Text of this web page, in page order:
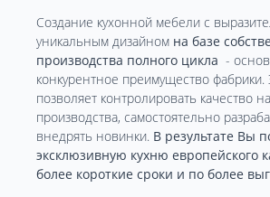
Создание кухонной мебели с
уникальным дизайном на базе
производства полного цикла -
конкурентное преимущество фабрики.
позволяет контролировать качество
производства, самостоятельно
внедрять новинки. В результате Вы
эксклюзивную кухню европейского
более короткие сроки и по более